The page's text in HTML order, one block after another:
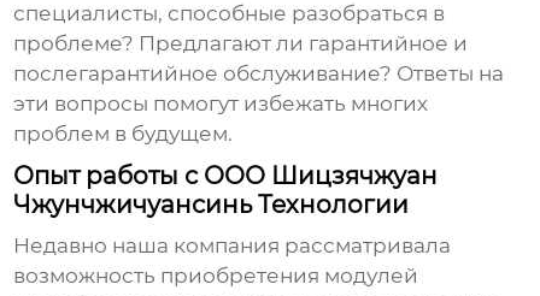
специалисты, способные разобраться в
проблеме? Предлагают ли гарантийное и
послегарантийное обслуживание? Ответы на
эти вопросы помогут избежать многих
проблем в будущем.
Опыт работы с ООО Шицзячжуан
Чжунчжичуансинь Технологии
Недавно наша компания рассматривала
возможность приобретения модулей